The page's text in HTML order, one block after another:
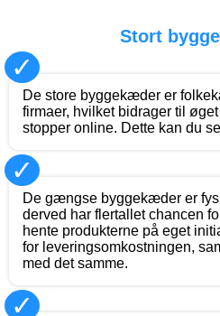
Stort
✓
De store byggekæder er
firmaer, hvilket bidrager til
stopper online. Dette kan du
✓
De gængse byggekæder er
derved har flertallet chancen
hente produkterne på eget
for leveringsomkostningen,
med det samme.
✓